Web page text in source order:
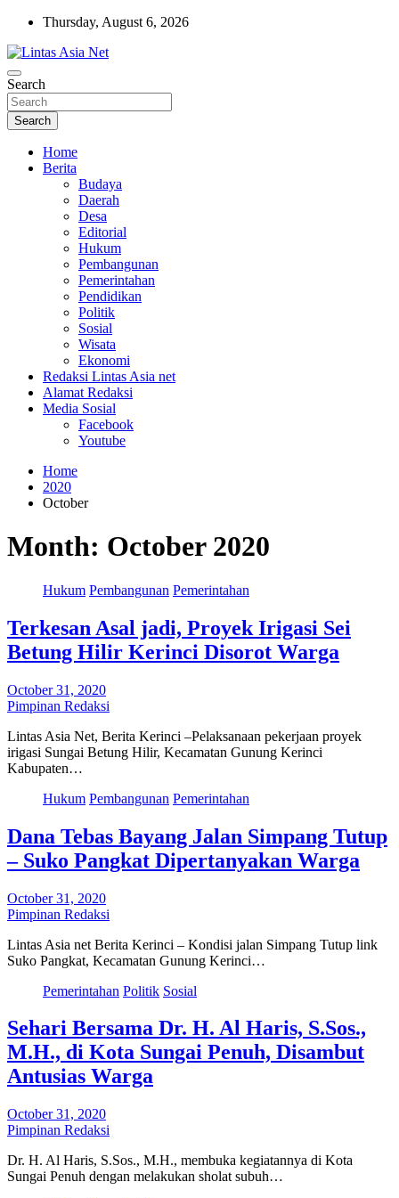
Skip
content
Thursday, August 6, 2026
Lintas Asia Net
Tajam dan Terpercaya
Search
Search
Home
Berita
Budaya
Daerah
Desa
Editorial
Hukum
Pembangunan
Pemerintahan
Pendidikan
Politik
Sosial
Wisata
Ekonomi
Redaksi Lintas Asia net
Alamat Redaksi
Media Sosial
Facebook
Youtube
Home
2020
October
Month: October 2020
Hukum Pembangunan Pemerintahan
Terkesan Asal jadi, Proyek Irigasi Sei
Betung Hilir Kerinci Disorot Warga
October 31, 2020
Pimpinan Redaksi
Lintas Asia Net, Berita Kerinci –Pelaksanaan pekerjaan proyek
irigasi Sungai Betung Hilir, Kecamatan Gunung Kerinci
Kabupaten…
Hukum Pembangunan Pemerintahan
Dana Tebas Bayang Jalan Simpang Tutup
– Suko Pangkat Dipertanyakan Warga
October 31, 2020
Pimpinan Redaksi
Lintas Asia net Berita Kerinci – Kondisi jalan Simpang Tutup link
Suko Pangkat, Kecamatan Gunung Kerinci…
Pemerintahan Politik Sosial
Sehari Bersama Dr. H. Al Haris, S.Sos.,
M.H., di Kota Sungai Penuh, Disambut
Antusias Warga
October 31, 2020
Pimpinan Redaksi
Dr. H. Al Haris, S.Sos., M.H., membuka kegiatannya di Kota
Sungai Penuh dengan melakukan sholat subuh…